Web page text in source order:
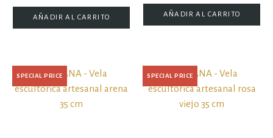
AÑADIR AL CARRITO AÑADIR AL CARRITO
SPECIAL PRICE SPECIAL PRICE